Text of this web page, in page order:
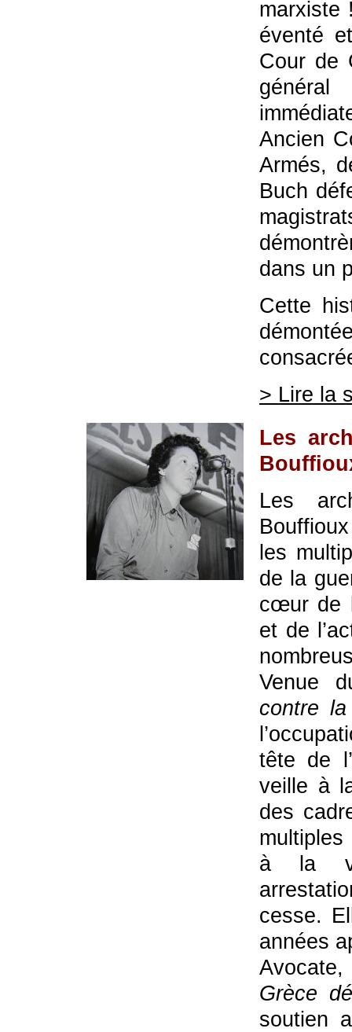
marxiste
éventé
Cour de
Ancien
Armés,
Buch
dans un
Cette
> Lire la
Les
Les
les
de la
cœur de
et de
Venue
contre
tête de
veille à
des
à la
cesse.
années
Avocate,
Grèce
soutien